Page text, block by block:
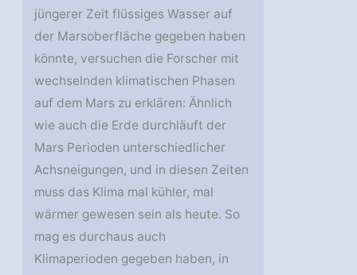
jüngerer Zeit flüssiges Wasser auf
der Marsoberfläche gegeben haben
könnte, versuchen die Forscher mit
wechselnden klimatischen Phasen
auf dem Mars zu erklären: Ähnlich
wie auch die Erde durchläuft der
Mars Perioden unterschiedlicher
Achsneigungen, und in diesen Zeiten
muss das Klima mal kühler, mal
wärmer gewesen sein als heute. So
mag es durchaus auch
Klimaperioden gegeben haben, in